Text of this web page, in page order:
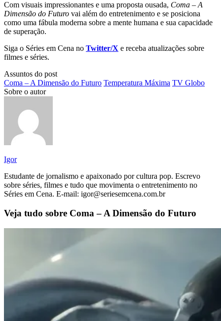
Com visuais impressionantes e uma proposta ousada, Coma – A
Dimensão do Futuro vai além do entretenimento e se posiciona
como uma fábula moderna sobre a mente humana e sua capacidade
de superação.
Siga o Séries em Cena no Twitter/X e receba atualizações sobre
filmes e séries.
Assuntos do post
Coma – A Dimensão do Futuro Temperatura Máxima TV Globo
Sobre o autor
Igor
Estudante de jornalismo e apaixonado por cultura pop. Escrevo
sobre séries, filmes e tudo que movimenta o entretenimento no
Séries em Cena. E-mail: igor@seriesemcena.com.br
Veja tudo sobre Coma – A Dimensão do Futuro